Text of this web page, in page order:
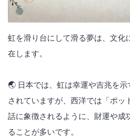
虹を滑り台にして滑る夢は、文化
在します。
🌏 日本では、虹は幸運や吉兆を
されていますが、西洋では「ポッ
話に象徴されるように、財運や成
ることが多いです。